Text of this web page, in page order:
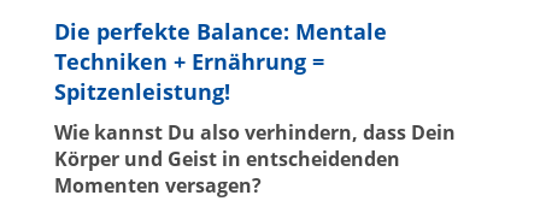
Die perfekte Balance: Mentale
Techniken + Ernährung =
Spitzenleistung!
Wie kannst Du also verhindern, dass Dein
Körper und Geist in entscheidenden
Momenten versagen?